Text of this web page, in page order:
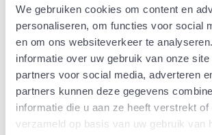
We gebruiken cookies om content en
personaliseren, om functies voor social
en om ons websiteverkeer te
informatie over uw gebruik van onze site
partners voor social media, adverteren
partners kunnen deze gegevens
informatie die u aan ze heeft verstrekt of
verzameld op basis van uw gebruik van
Gebiedseigen
verbreding F411
Niklaas Sint-Gillis-
In een zakje zitten genoeg zaden om
tientallen planten op te kweken.